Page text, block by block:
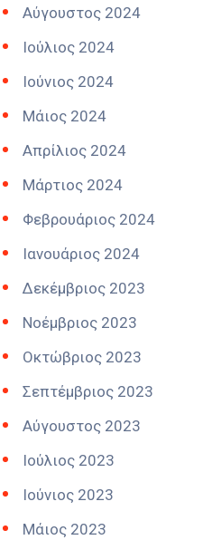
Αύγουστος 2024
Ιούλιος 2024
Ιούνιος 2024
Μάιος 2024
Απρίλιος 2024
Μάρτιος 2024
Φεβρουάριος 2024
Ιανουάριος 2024
Δεκέμβριος 2023
Νοέμβριος 2023
Οκτώβριος 2023
Σεπτέμβριος 2023
Αύγουστος 2023
Ιούλιος 2023
Ιούνιος 2023
Μάιος 2023